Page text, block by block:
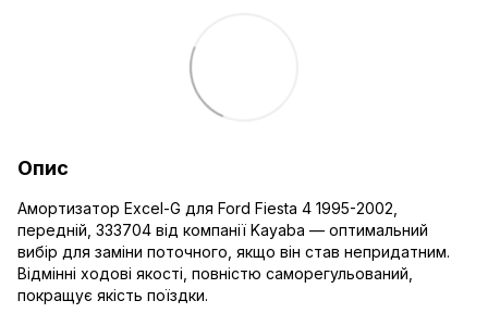
Опис
Амортизатор Excel-G для Ford Fiesta 4 1995-2002,
передній, 333704 від компанії Kayaba — оптимальний
вибір для заміни поточного, якщо він став непридатним.
Відмінні ходові якості, повністю саморегульований,
покращує якість поїздки.